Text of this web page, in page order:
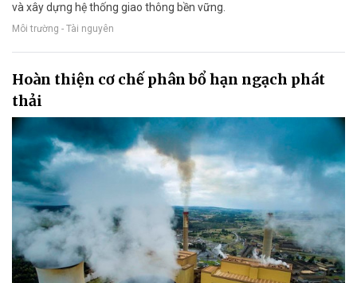
và xây dựng hệ thống giao thông bền vững.
Môi trường - Tài nguyên
Hoàn thiện cơ chế phân bổ hạn ngạch phát
thải